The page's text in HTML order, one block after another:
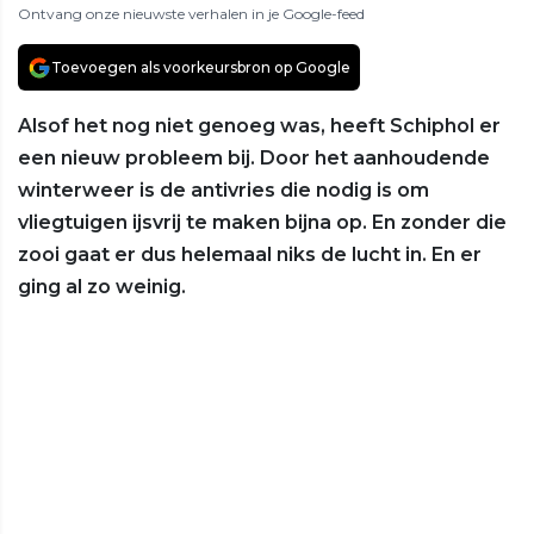
Ontvang onze nieuwste verhalen in je Google-feed
Toevoegen als voorkeursbron op Google
Alsof het nog niet genoeg was, heeft Schiphol er
een nieuw probleem bij. Door het aanhoudende
winterweer is de antivries die nodig is om
vliegtuigen ijsvrij te maken bijna op. En zonder die
zooi gaat er dus helemaal niks de lucht in. En er
ging al zo weinig.